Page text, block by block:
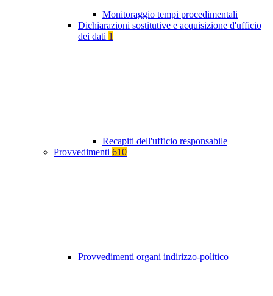
Monitoraggio tempi procedimentali
Dichiarazioni sostitutive e acquisizione d'ufficio
dei dati 1
Recapiti dell'ufficio responsabile
Provvedimenti 610
Provvedimenti organi indirizzo-politico